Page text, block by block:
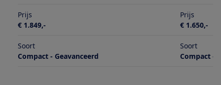
Prijs
€ 1.849,-
Prijs
€ 1.650,-
Soort
Compact - Geavanceerd
Soort
Compact -